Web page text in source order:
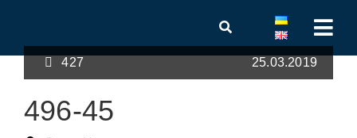
427 25.03.2019
496-45